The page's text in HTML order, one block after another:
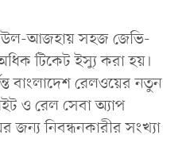
আজহায় সহজ জেভি-
টিকেট ইস্যু করা হয়।
বাংলাদেশ রেলওয়ের নতুন
ও রেল সেবা অ্যাপ
জন্য নিবন্ধনকারীর সংখ্যা